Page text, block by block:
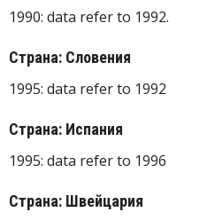
1990: data refer to 1992.
Страна: Словения
1995: data refer to 1992
Страна: Испания
1995: data refer to 1996
Страна: Швейцария